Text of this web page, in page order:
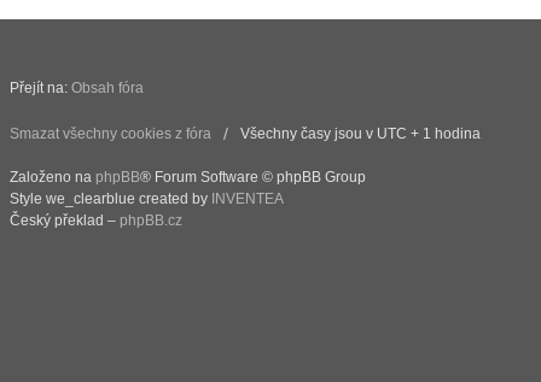
Přejít na: Obsah fóra
Smazat všechny cookies z fóra Všechny časy jsou v UTC + 1 hodina
Založeno na phpBB® Forum Software © phpBB Group
Style we_clearblue created by INVENTEA
Český překlad – phpBB.cz